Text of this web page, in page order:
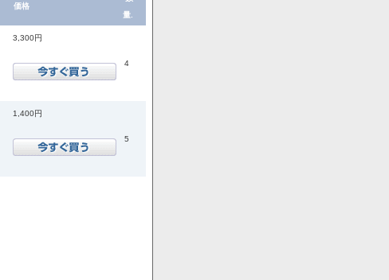
価格
量.
3,300円
4
1,400円
5